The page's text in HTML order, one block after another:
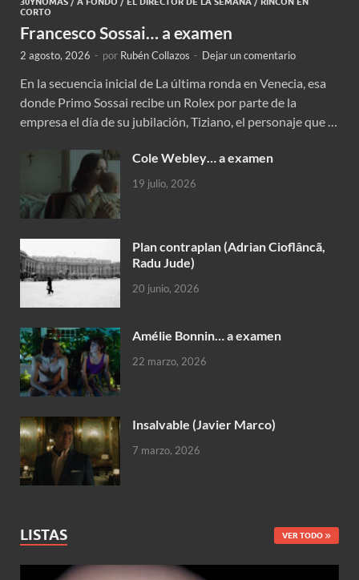
CORTO
Francesco Sossai… a examen
2 agosto, 2026 - por Rubén Collazos - Dejar un comentario
En la secuencia inicial de La última ronda en Venecia, esa
donde Primo Sossai recibe un Rolex por parte de la
empresa el día de su jubilación, Tiziano, el personaje que …
Cole Webley… a examen
19 julio, 2026
Plan contraplan (Adrian Cioflâncã,
Radu Jude)
20 junio, 2026
Amélie Bonnin… a examen
22 marzo, 2026
Insalvable (Javier Marco)
7 marzo, 2026
LISTAS VER TODO